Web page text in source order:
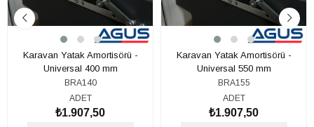
Karavan Yatak Amortisörü -
Universal 400 mm
BRA140
ADET
₺1.907,50
Karavan Yatak Amortisörü -
Universal 550 mm
BRA155
ADET
₺1.907,50